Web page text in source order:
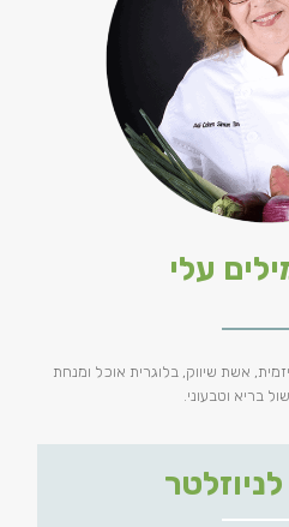
עלי
אשת שיווק, בלוגרית אוכל ומנחת
בריא וטבעוני.